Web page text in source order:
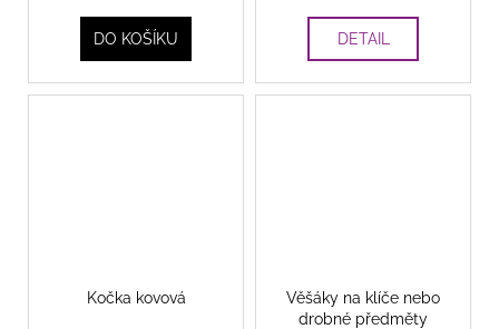
DO KOŠÍKU DETAIL
Kočka kovová
Věšáky na klíče nebo
drobné předměty